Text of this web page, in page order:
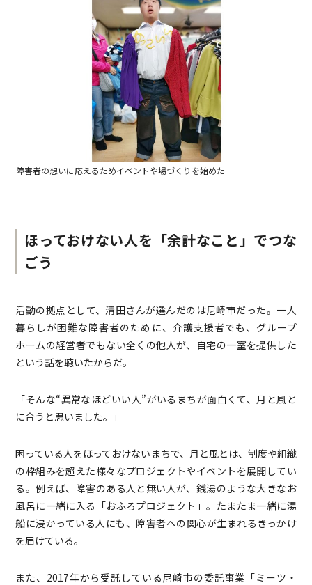
障害者の想いに応えるためイベントや場づくりを始めた
ほっておけない人を「余計なこと」でつな
ごう
活動の拠点として、清田さんが選んだのは尼崎市だった。一人
暮らしが困難な障害者のために、介護支援者でも、グループ
ホームの経営者でもない全くの他人が、自宅の一室を提供した
という話を聴いたからだ。
「そんな“異常なほどいい人”がいるまちが面白くて、月と風と
に合うと思いました。」
困っている人をほっておけないまちで、月と風とは、制度や組織
の枠組みを超えた様々なプロジェクトやイベントを展開してい
る。例えば、障害のある人と無い人が、銭湯のような大きなお
風呂に一緒に入る「おふろプロジェクト」。たまたま一緒に湯
船に浸かっている人にも、障害者への関心が生まれるきっかけ
を届けている。
また、2017年から受託している尼崎市の委託事業「ミーツ・